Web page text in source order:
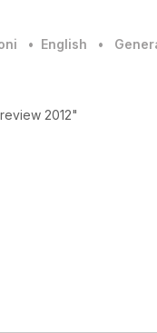
• English •
2012"